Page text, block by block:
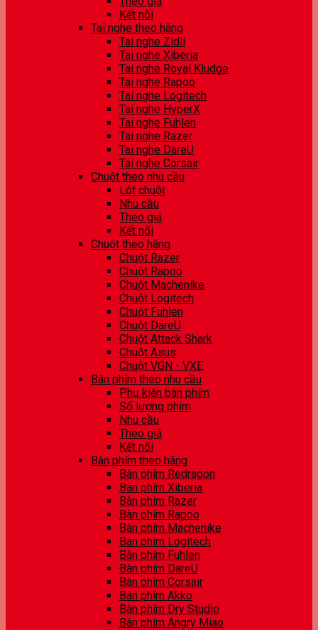
Kết nối
Tai nghe theo hãng
Tai nghe Zidli
Tai nghe Xiberia
Tai nghe Royal Kludge
Tai nghe Rapoo
Tai nghe Logitech
Tai nghe HyperX
Tai nghe Fuhlen
Tai nghe Razer
Tai nghe DareU
Tai nghe Corsair
Chuột theo nhu cầu
Lót chuột
Nhu cầu
Theo giá
Kết nối
Chuột theo hãng
Chuột Razer
Chuột Rapoo
Chuột Machenike
Chuột Logitech
Chuột Fuhlen
Chuột DareU
Chuột Attack Shark
Chuột Asus
Chuột VGN - VXE
Bàn phím theo nhu cầu
Phụ kiện bàn phím
Số lượng phím
Nhu cầu
Theo giá
Kết nối
Bàn phím theo hãng
Bàn phím Redragon
Bàn phím Xiberia
Bàn phím Razer
Bàn phím Rapoo
Bàn phím Machenike
Bàn phím Logitech
Bàn phím Fuhlen
Bàn phím DareU
Bàn phím Corsair
Bàn phím Akko
Bàn phím Dry Studio
Bàn phím Angry Miao